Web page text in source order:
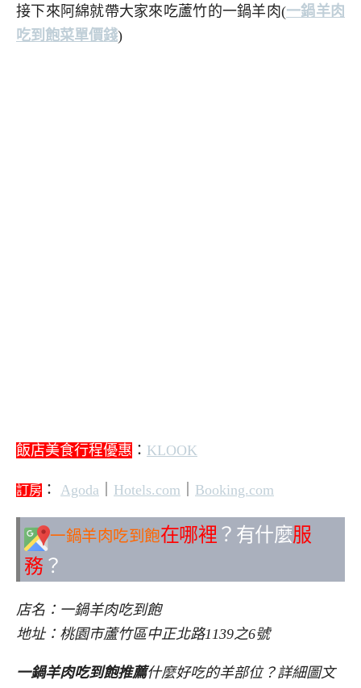
接下來阿綿就帶大家來吃蘆竹的一鍋羊肉(一鍋羊肉
吃到飽菜單價錢)
飯店美食行程優惠 ： KLOOK
訂房 ： Agoda Hotels.com Booking.com
一鍋羊肉吃到飽在哪裡 ？有什麼服
務 ？
店名：一鍋羊肉吃到飽
地址：桃園市蘆竹區中正北路1139之6號
一鍋羊肉吃到飽推薦什麼好吃的羊部位？詳細圖文